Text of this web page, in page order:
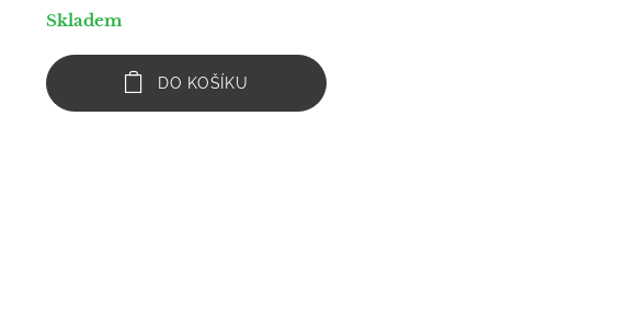
Skladem
DO KOŠÍKU